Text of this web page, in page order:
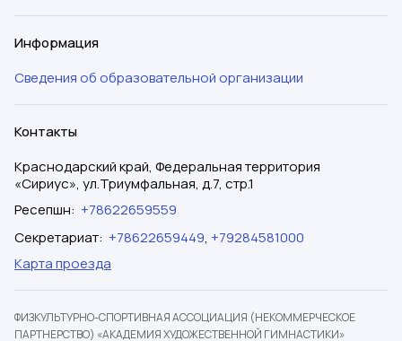
Информация
Сведения об образовательной организации
Контакты
Краснодарский край, Федеральная территория
«Сириус», ул.Триумфальная, д.7, стр.1
Ресепшн: +78622659559
Секретариат: +78622659449, +79284581000
Карта проезда
ФИЗКУЛЬТУРНО-СПОРТИВНАЯ АССОЦИАЦИЯ (НЕКОММЕРЧЕСКОЕ
ПАРТНЕРСТВО) «АКАДЕМИЯ ХУДОЖЕСТВЕННОЙ ГИМНАСТИКИ»